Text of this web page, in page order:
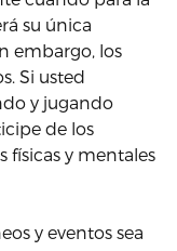
su única
embargo, los
Si usted
y jugando
de los
físicas y mentales
y eventos sea